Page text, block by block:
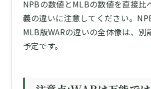
NPBの数値とMLBの数値を直接比
義の違いに注意してください。
MLB版WARの違いの全体像は、別
予定です。